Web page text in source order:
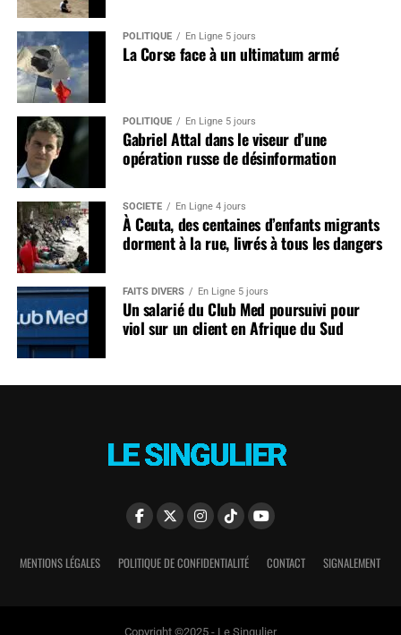
POLITIQUE En Ligne 5 jours
La Corse face à un ultimatum armé
POLITIQUE En Ligne 5 jours
Gabriel Attal dans le viseur d’une
opération russe de désinformation
SOCIÉTÉ En Ligne 4 jours
À Ceuta, des centaines d’enfants migrants
dorment à la rue, livrés à tous les dangers
FAITS DIVERS En Ligne 5 jours
Un salarié du Club Med poursuivi pour
viol sur un client en Afrique du Sud
MENTIONS LÉGALES POLITIQUE DE CONFIDENTIALITÉ CONTACT SIGNALEMENT
Copyright ©2025 - Le Singulier